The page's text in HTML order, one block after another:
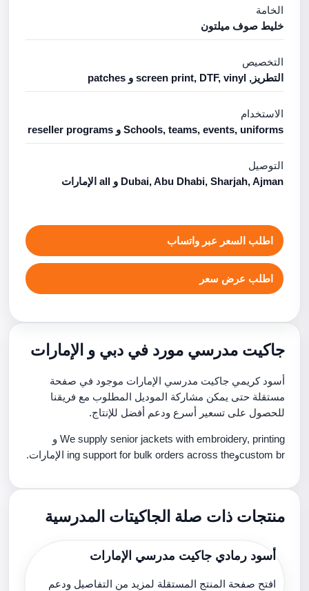
الخامة
خليط صوف ميلتون
التخصيص
التطريز, screen print, DTF, vinyl و patches
الاستخدام
Schools, teams, events, uniforms و reseller programs
التوصيل
Dubai, Abu Dhabi, Sharjah, Ajman و all الإمارات
اطلب السعر عبر واتساب
اطلب عرض سعر
جاكيت مدرسي مورد في دبي و الإمارات
أسود كريمي جاكيت مدرسي الإمارات موجود في صفحة
مستقلة حتى يمكن مشاركة الموديل المطلوب مع فريقنا
للحصول على تسعير أسرع ودعم أفضل للإنتاج.
We supply senior jackets with embroidery, printing و
custom brوing support for bulk orders across the الإمارات.
منتجات ذات صلة الجاكيتات المدرسية
أسود رمادي جاكيت مدرسي الإمارات
افتح صفحة المنتج المستقلة لمزيد من التفاصيل ودعم